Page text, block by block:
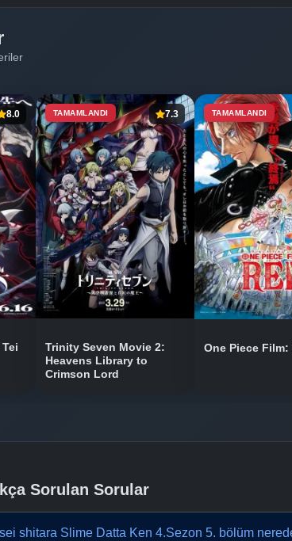
8.0 TAMAMLANDI 7.3
Trinity Seven Movie 2:
Heavens Library to
Crimson Lord
TAMAMLANDI
One Piece Film:
Sorulan Sorular
shitara Slime Datta Ken 4.Sezon 5. bölüm